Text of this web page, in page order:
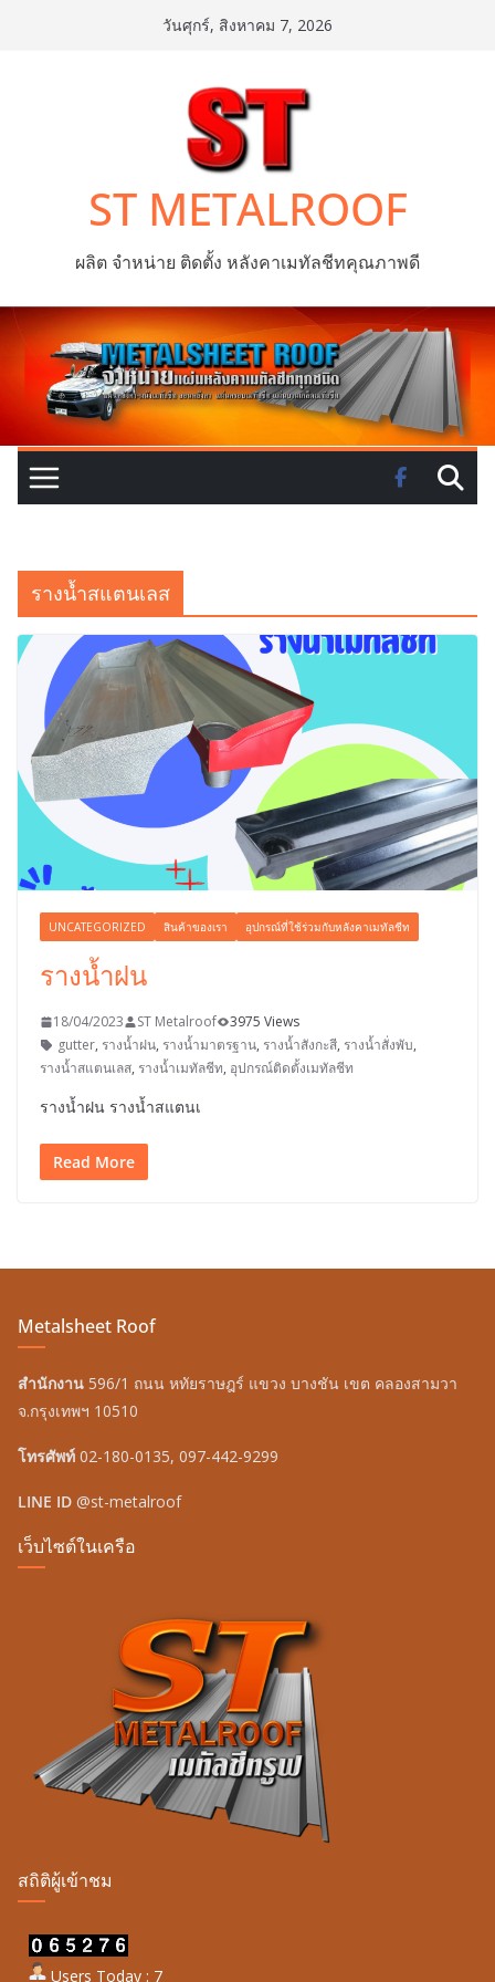
วันศุกร์, สิงหาคม 7, 2026
ST METALROOF
ผลิต จำหน่าย ติดตั้ง หลังคาเมทัลชีทคุณภาพดี
รางน้ำสแตนเลส
UNCATEGORIZED สินค้าของเรา อุปกรณ์ที่ใช้ร่วมกับหลังคาเมทัลชีท
รางน้ำฝน
18/04/2023 ST Metalroof
3975 Views
gutter, รางน้ำฝน, รางน้ำมาตรฐาน, รางน้ำสังกะสี, รางน้ำสั่งพับ,
รางน้ำสแตนเลส, รางน้ำเมทัลชีท, อุปกรณ์ติดตั้งเมทัลชีท
รางน้ำฝน รางน้ำสแตนเ
Read More
Metalsheet Roof
สำนักงาน 596/1 ถนน หทัยราษฎร์ แขวง บางชัน เขต คลองสามวา
จ.กรุงเทพฯ 10510
โทรศัพท์ 02-180-0135, 097-442-9299
LINE ID @st-metalroof
เว็บไซต์ในเครือ
สถิติผู้เข้าชม
Users Today : 7